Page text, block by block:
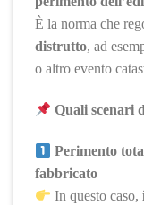
È la norma che
distrutto, ad
o altro evento
Quali scenari
Perimento
fabbricato
In questo caso,